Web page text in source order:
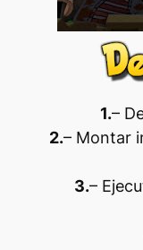
1.–
2.– Montar
3.–